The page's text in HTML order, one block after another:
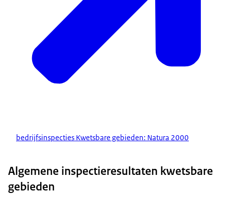
bedrijfsinspecties Kwetsbare gebieden: Natura 2000
Algemene inspectieresultaten kwetsbare
gebieden